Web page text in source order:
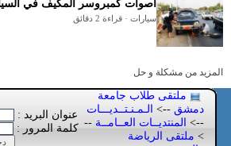
أصوات كمبروسر المكيف في
سيارات · قراءة 2 دقائق
المزيد من مشكلة و حل
ملتقى طلاب جامعة
دمشق --> الـمـنـتــديـــات
--> المنتديــات العــامــة --
> ملتقى الرياضة
عنوان البريد :
كلمة المرور :